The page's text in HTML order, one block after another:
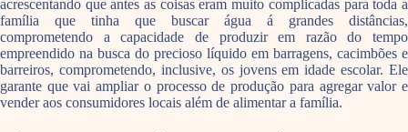
acrescentando que antes as coisas eram muito complicadas para toda a
família que tinha que buscar água á grandes distâncias,
comprometendo a capacidade de produzir em razão do tempo
empreendido na busca do precioso líquido em barragens, cacimbões e
barreiros, comprometendo, inclusive, os jovens em idade escolar. Ele
garante que vai ampliar o processo de produção para agregar valor e
vender aos consumidores locais além de alimentar a família.